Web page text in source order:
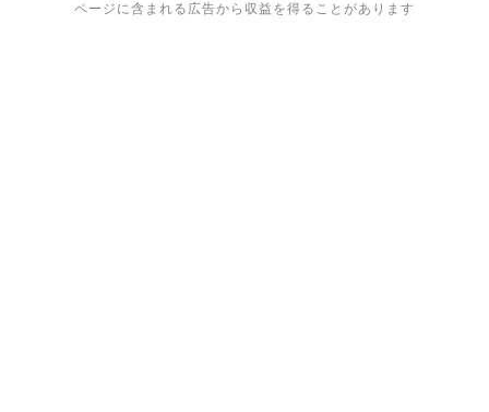
ページに含まれる広告から収益を得ることがあります